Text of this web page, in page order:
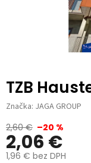
TZB
Značka: JAGA GROUP
2,60 € –20 %
2,06 €
1,96 € bez DPH